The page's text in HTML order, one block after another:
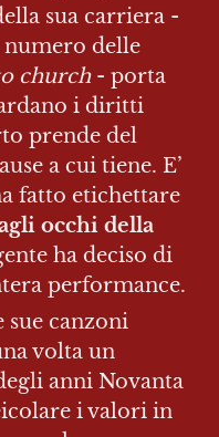
sua carriera -
delle
church - porta
i diritti
prende del
a cui tiene. E’
fatto etichettare
occhi della
ha deciso di
performance.
sue canzoni
volta un
anni Novanta
i valori in